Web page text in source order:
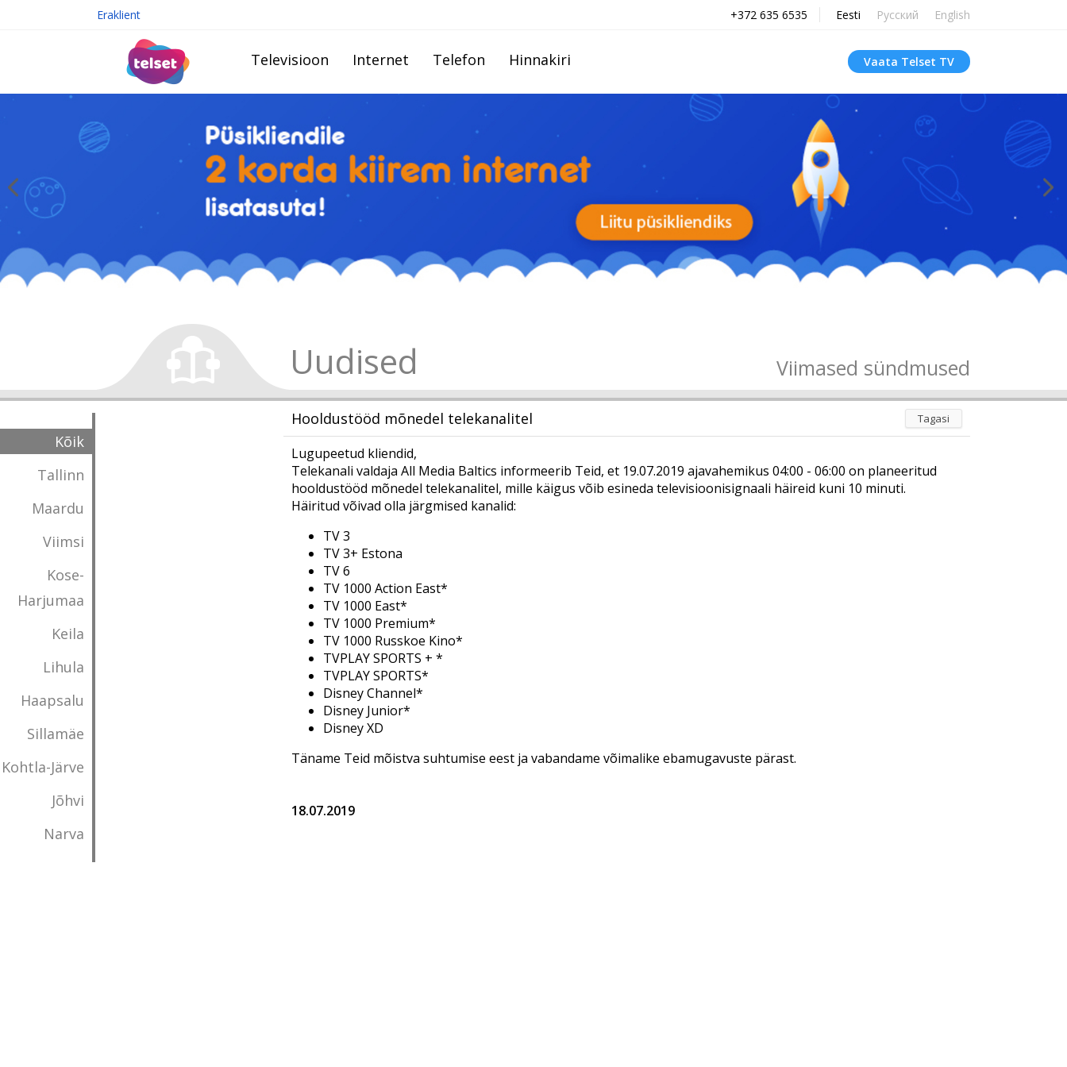
Eraklient +372 635 6535 Eesti Русский English
Televisioon Internet Telefon Hinnakiri Vaata Telset TV
Uudised Viimased sündmused
Kõik
Tallinn
Maardu
Viimsi
Kose-
Harjumaa
Keila
Lihula
Haapsalu
Sillamäe
Kohtla-Järve
Jõhvi
Narva
Hooldustööd mõnedel telekanalitel Tagasi
Lugupeetud kliendid,
Telekanali valdaja All Media Baltics informeerib Teid, et 19.07.2019 ajavahemikus 04:00 - 06:00 on planeeritud
hooldustööd mõnedel telekanalitel, mille käigus võib esineda televisioonisignaali häireid kuni 10 minuti.
Häiritud võivad olla järgmised kanalid:
TV 3
TV 3+ Estona
TV 6
TV 1000 Action East*
TV 1000 East*
TV 1000 Premium*
TV 1000 Russkoe Kino*
TVPLAY SPORTS + *
TVPLAY SPORTS*
Disney Channel*
Disney Junior*
Disney XD
Täname Teid mõistva suhtumise eest ja vabandame võimalike ebamugavuste pärast.
18.07.2019